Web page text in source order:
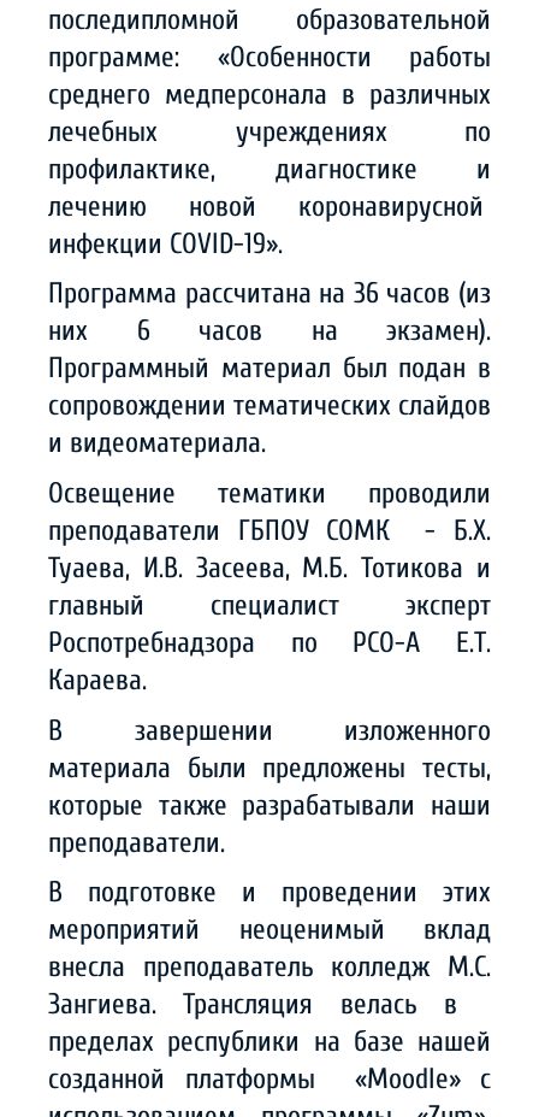
последипломной образовательной
программе: «Особенности работы
среднего медперсонала в различных
лечебных учреждениях по
профилактике, диагностике и
лечению новой коронавирусной
инфекции COVID-19».
Программа рассчитана на 36 часов (из
них 6 часов на экзамен).
Программный материал был подан в
сопровождении тематических слайдов
и видеоматериала.
Освещение тематики проводили
преподаватели ГБПОУ СОМК - Б.Х.
Туаева, И.В. Засеева, М.Б. Тотикова и
главный специалист эксперт
Роспотребнадзора по РСО-А Е.Т.
Караева.
В завершении изложенного
материала были предложены тесты,
которые также разрабатывали наши
преподаватели.
В подготовке и проведении этих
мероприятий неоценимый вклад
внесла преподаватель колледж М.С.
Зангиева. Трансляция велась в
пределах республики на базе нашей
созданной платформы «Moodle» с